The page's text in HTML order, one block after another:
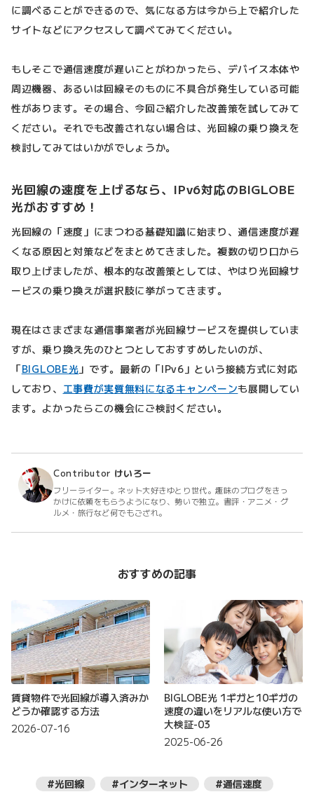
に調べることができるので、気になる方は今から上で紹介した
サイトなどにアクセスして調べてみてください。
もしそこで通信速度が遅いことがわかったら、デバイス本体や
周辺機器、あるいは回線そのものに不具合が発生している可能
性があります。その場合、今回ご紹介した改善策を試してみて
ください。それでも改善されない場合は、光回線の乗り換えを
検討してみてはいかがでしょうか。
光回線の速度を上げるなら、IPv6対応のBIGLOBE
光がおすすめ！
光回線の「速度」にまつわる基礎知識に始まり、通信速度が遅
くなる原因と対策などをまとめてきました。複数の切り口から
取り上げましたが、根本的な改善策としては、やはり光回線サ
ービスの乗り換えが選択肢に挙がってきます。
現在はさまざまな通信事業者が光回線サービスを提供していま
すが、乗り換え先のひとつとしておすすめしたいのが、
「BIGLOBE光 」です。最新の「IPv6」という接続方式に対応
しており、 工事費が実質無料になるキャンペーンも展開してい
ます。よかったらこの機会にご検討ください。
Contributor けいろー
フリーライター。ネット大好きゆとり世代。趣味のブログをきっ
かけに依頼をもらうようになり、勢いで独立。書評・アニメ・グ
ルメ・旅行など何でもござれ。
おすすめの記事
賃貸物件で光回線が導入済みか
どうか確認する方法
2026-07-16
BIGLOBE光 1ギガと10ギガの
速度の違いをリアルな使い方で
大検証-03
2025-06-26
#光回線 #インターネット #通信速度